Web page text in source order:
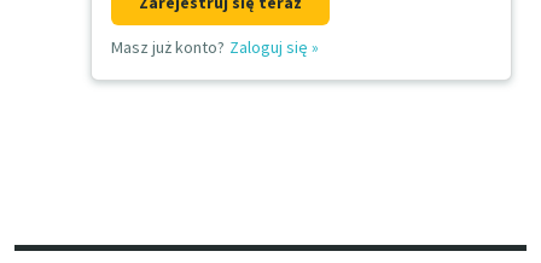
Masz już konto? Zaloguj się »